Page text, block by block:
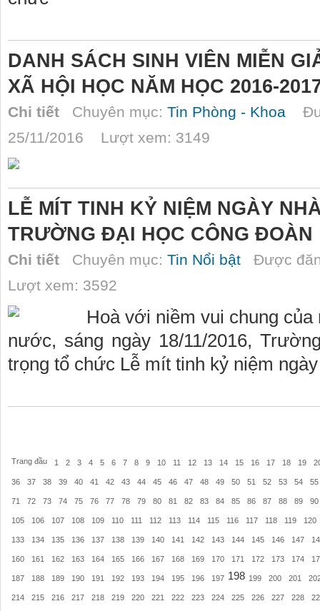
DANH SÁCH SINH VIÊN MIỄN
XÃ HỘI HỌC NĂM HỌC 2016-
Chi tiết Chuyên mục: Tin Phòng - Khoa
25/11/2016 Lượt xem: 3149
LỄ MÍT TINH KỶ NIỆM NGÀY
TRƯỜNG ĐẠI HỌC CÔNG ĐOÀN
Chi tiết Chuyên mục: Tin Nổi bật Được
Lượt xem: 3592
Hoà với niềm vui chung
nước, sáng ngày 18/11/2016,
trọng tổ chức Lễ mít tinh kỷ niệm
Trang đầu 1 2 3 4 5 6 7 8 9 10 11 12 13 14 15 16 17 18 19
36 37 38 39 40 41 42 43 44 45 46 47 48 49 50 51 52 53 54 55
71 72 73 74 75 76 77 78 79 80 81 82 83 84 85 86 87 88 89 90
105 106 107 108 109 110 111 112 113 114 115 116 117 118 119 120
133 134 135 136 137 138 139 140 141 142 143 144 145 146 147
160 161 162 163 164 165 166 167 168 169 170 171 172 173 174
187 188 189 190 191 192 193 194 195 196 197 198 199 200 201
214 215 216 217 218 219 220 221 222 223 224 225 226 227 228